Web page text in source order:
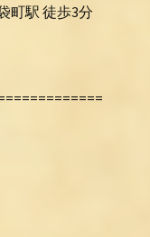
町駅 徒歩3分